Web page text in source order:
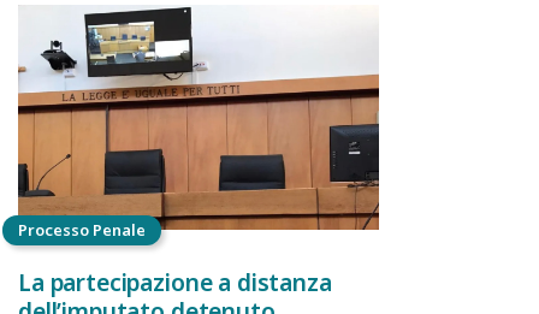
Processo Penale
La partecipazione a distanza